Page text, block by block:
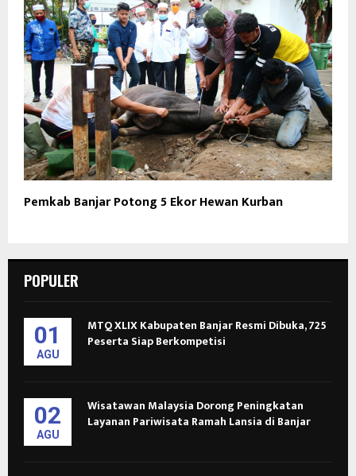
Pemkab Banjar Potong 5 Ekor Hewan Kurban
POPULER
01
AGU
MTQ XLIX Kabupaten Banjar Resmi Dibuka, 725
Peserta Siap Berkompetisi
02
AGU
Wisatawan Malaysia Dorong Peningkatan
Layanan Pariwisata Ramah Lansia di Banjar